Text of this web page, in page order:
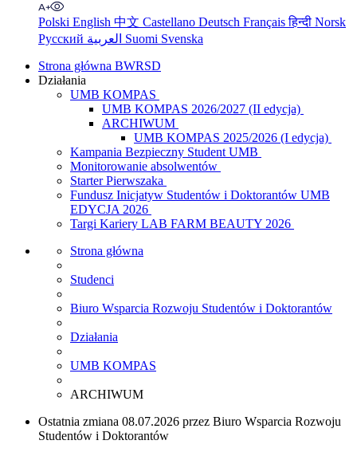
Polski English 中文 Castellano Deutsch Françaisहिन्दी Norsk
Русский
Suomi Svenska
Strona główna BWRSD
Działania
UMB KOMPAS
UMB KOMPAS 2026/2027 (II edycja)
ARCHIWUM
UMB KOMPAS 2025/2026 (I edycja)
Kampania Bezpieczny Student UMB
Monitorowanie absolwentów
Starter Pierwszaka
Fundusz Inicjatyw Studentów i Doktorantów UMB
EDYCJA 2026
Targi Kariery LAB FARM BEAUTY 2026
Strona główna
Studenci
Biuro Wsparcia Rozwoju Studentów i Doktorantów
Działania
UMB KOMPAS
ARCHIWUM
Ostatnia zmiana 08.07.2026 przez Biuro Wsparcia Rozwoju
Studentów i Doktorantów